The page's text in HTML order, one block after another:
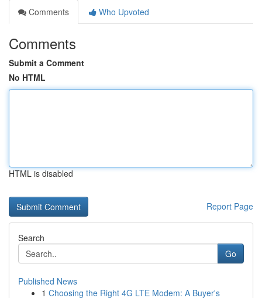
Comments
Who Upvoted
Comments
Submit a Comment
No HTML
HTML is disabled
Report Page
Search
Go
Published News
1 Choosing the Right 4G LTE Modem: A Buyer's